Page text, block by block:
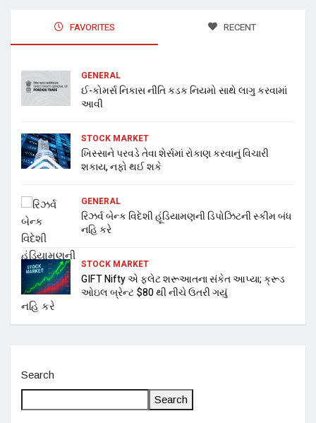
FAVORITES RECENT
GENERAL
ઈ-કોમર્સ નિકાસ નીતિ કડક નિયમો સાથે લાગુ કરવામાં
આવી
STOCK MARKET
ખિસ્સાને પરવડે તેવા શેર્સમાં રોકાણ કરવાનું વિચારી
શકાય, નફો થઈ શકે
GENERAL
રિઝર્વ બેન્ક વિદેશી હૂંડિયામણની ડિપોઝિટની સ્કીમ બંધ
નહિ કરે
STOCK MARKET
GIFT Nifty એ ફ્લેટ શરૂઆતના સંકેત આપ્યા; ક્રૂડ
ઓઇલ બ્રેન્ટ $80 થી નીચે ઉતરી ગયું
Search
Search